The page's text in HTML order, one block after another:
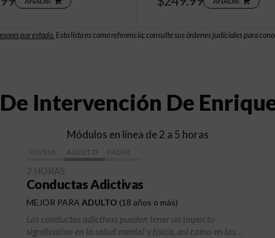
por estado. Esta lista es como referencia; consulte sus órdenes judiciales para
Intervención De
Módulos en línea de 2 a 5 horas
ADULTO
2 HORAS
Conductas Adictivas
MEJOR PARA ADULTO (18 años o más)
Las conductas adictivas pueden tener un impacto
significativo en la salud mental y física, así como en las